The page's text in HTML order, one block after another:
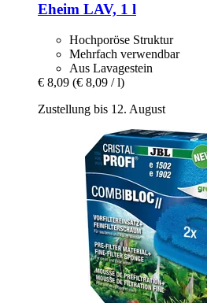
Eheim LAV, 1 l
Hochporöse Struktur
Mehrfach verwendbar
Aus Lavagestein
€ 8,09 (€ 8,09 / l)
Zustellung bis 12. August